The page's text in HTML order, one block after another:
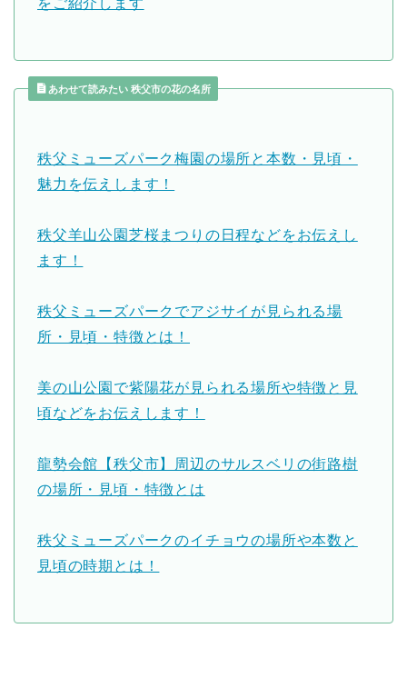
をご紹介します
あわせて読みたい 秩父市の花の名所
秩父ミューズパーク梅園の場所と本数・見頃・
魅力を伝えします！
秩父羊山公園芝桜まつりの日程などをお伝えし
ます！
秩父ミューズパークでアジサイが見られる場
所・見頃・特徴とは！
美の山公園で紫陽花が見られる場所や特徴と見
頃などをお伝えします！
龍勢会館【秩父市】周辺のサルスベリの街路樹
の場所・見頃・特徴とは
秩父ミューズパークのイチョウの場所や本数と
見頃の時期とは！